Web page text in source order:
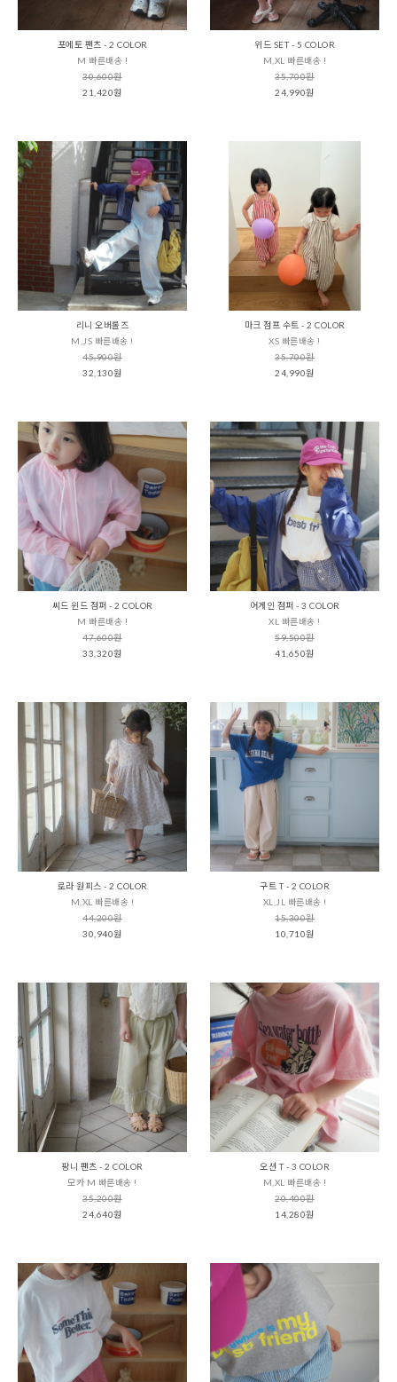
포에토 팬츠 - 2 COLOR
M 빠른배송 !
30,600원
21,420원
위드 SET - 5 COLOR
M,XL 빠른배송 !
35,700원
24,990원
리니 오버롤즈
M,JS 빠른배송 !
45,900원
32,130원
마크 점프 수트 - 2 COLOR
XS 빠른배송 !
35,700원
24,990원
씨드 윈드 점퍼 - 2 COLOR
M 빠른배송 !
47,600원
33,320원
어게인 점퍼 - 3 COLOR
XL 빠른배송 !
59,500원
41,650원
로라 원피스 - 2 COLOR
M,XL 빠른배송 !
44,200원
30,940원
구트 T - 2 COLOR
XL,JL 빠른배송 !
15,300원
10,710원
팡니 팬츠 - 2 COLOR
모카 M 빠른배송 !
35,200원
24,640원
오션 T - 3 COLOR
M,XL 빠른배송 !
20,400원
14,280원